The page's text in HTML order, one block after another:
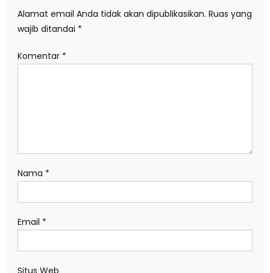
Alamat email Anda tidak akan dipublikasikan. Ruas yang
wajib ditandai *
Komentar *
Nama *
Email *
Situs Web